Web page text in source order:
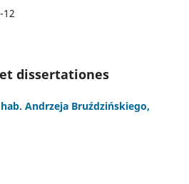
12
dissertationes
Andrzeja Bruździńskiego,